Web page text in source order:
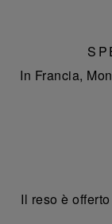
In Francia,
Il reso è